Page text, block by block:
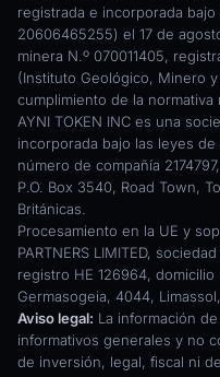
registrada e incorporada
20606465255) el 17 de
minera N.º 070011405,
(Instituto Geológico, Minero
cumplimiento de la normativa
AYNI TOKEN INC es una
incorporada bajo las leyes
número de compañía
P.O. Box 3540, Road Town,
Británicas.
Procesamiento en la UE y
PARTNERS LIMITED,
registro HE 126964,
Germasogeia, 4044,
Aviso legal: La información
informativos generales y no
de inversión, legal, fiscal ni